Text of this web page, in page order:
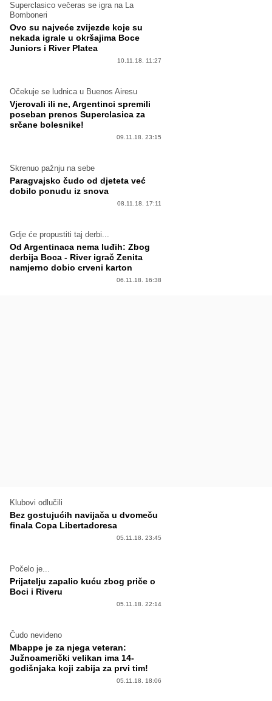
Superclasico večeras se igra na La
Bomboneri
Ovo su najveće zvijezde koje su
nekada igrale u okršajima Boce
Juniors i River Platea
10.11.18. 11:27
Očekuje se ludnica u Buenos Airesu
Vjerovali ili ne, Argentinci spremili
poseban prenos Superclasica za
srčane bolesnike!
09.11.18. 23:15
Skrenuo pažnju na sebe
Paragvajsko čudo od djeteta već
dobilo ponudu iz snova
08.11.18. 17:11
Gdje će propustiti taj derbi...
Od Argentinaca nema luđih: Zbog
derbija Boca - River igrač Zenita
namjerno dobio crveni karton
06.11.18. 16:38
Klubovi odlučili
Bez gostujućih navijača u dvomeču
finala Copa Libertadoresa
05.11.18. 23:45
Počelo je...
Prijatelju zapalio kuću zbog priče o
Boci i Riveru
05.11.18. 22:14
Čudo neviđeno
Mbappe je za njega veteran:
Južnoamerički velikan ima 14-
godišnjaka koji zabija za prvi tim!
05.11.18. 18:06